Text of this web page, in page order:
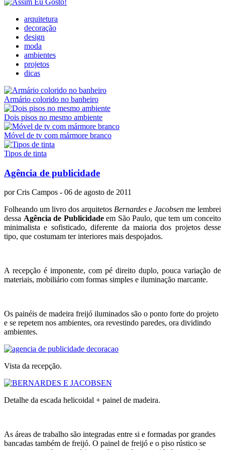
arquitetura
decoração
design
moda
ambientes
projetos
dicas
Armário colorido no banheiro
Dois pisos no mesmo ambiente
Móvel de tv com mármore branco
Tipos de tinta
Agência de publicidade
porCris Campos - 06 de agosto de 2011
Folheando um livro dos arquitetos Bernardes e Jacobsen me lembrei
dessa Agência de Publicidadeem São Paulo, que tem um conceito
minimalista e sofisticado, diferente da maioria dos projetos desse
tipo, que costumam ter interiores mais despojados.
A recepção é imponente, com pé direito duplo, pouca variação de
materiais, mobiliário com formas simples e iluminação marcante.
Os painéis de madeira freijó iluminados são o ponto forte do projeto
e se repetem nos ambientes, ora revestindo paredes, ora dividindo
ambientes.
Vista da recepção.
Detalhe da escada helicoidal + painel de madeira.
As áreas de trabalho são integradas entre si e formadas por grandes
bancadas também de freijó. O painel de freijó e o piso rústico se